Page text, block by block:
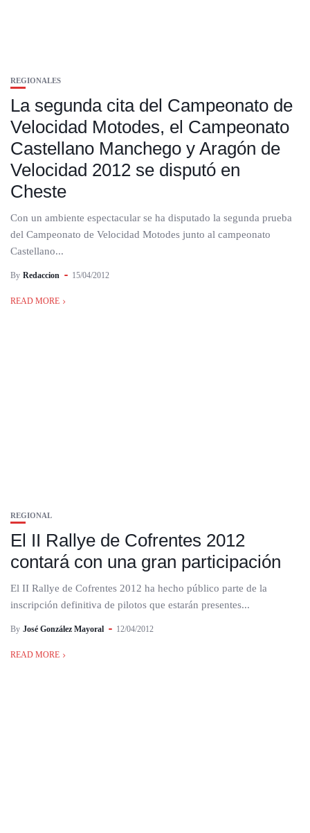
REGIONALES
La segunda cita del Campeonato de
Velocidad Motodes, el Campeonato
Castellano Manchego y Aragón de
Velocidad 2012 se disputó en
Cheste
Con un ambiente espectacular se ha disputado la segunda prueba
del Campeonato de Velocidad Motodes junto al campeonato
Castellano...
By Redaccion 15/04/2012
READ MORE
REGIONAL
El II Rallye de Cofrentes 2012
contará con una gran participación
El II Rallye de Cofrentes 2012 ha hecho público parte de la
inscripción definitiva de pilotos que estarán presentes...
By José González Mayoral 12/04/2012
READ MORE